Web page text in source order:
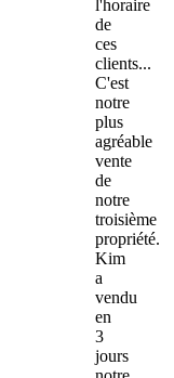
l'horaire
de
ces
clients...
C'est
notre
plus
agréable
vente
de
notre
troisième
propriété.
Kim
a
vendu
en
3
jours